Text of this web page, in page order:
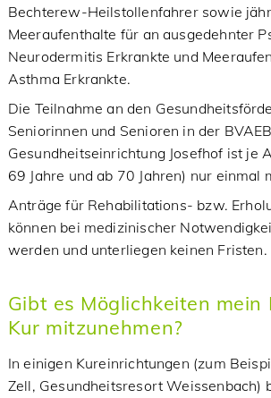
Bechterew-Heilstollenfahrer sowie
Meeraufenthalte für an ausgedehnter
Neurodermitis Erkrankte und
Asthma Erkrankte.
Die Teilnahme an den
Seniorinnen und Senioren in der
Gesundheitseinrichtung Josefhof ist je
69 Jahre und ab 70 Jahren) nur einmal
Anträge für Rehabilitations- bzw.
können bei medizinischer
werden und unterliegen keinen Fristen.
Gibt es Möglichkeiten mein
Kur mitzunehmen?
In einigen Kureinrichtungen (zum
Zell, Gesundheitsresort Weissenbach)